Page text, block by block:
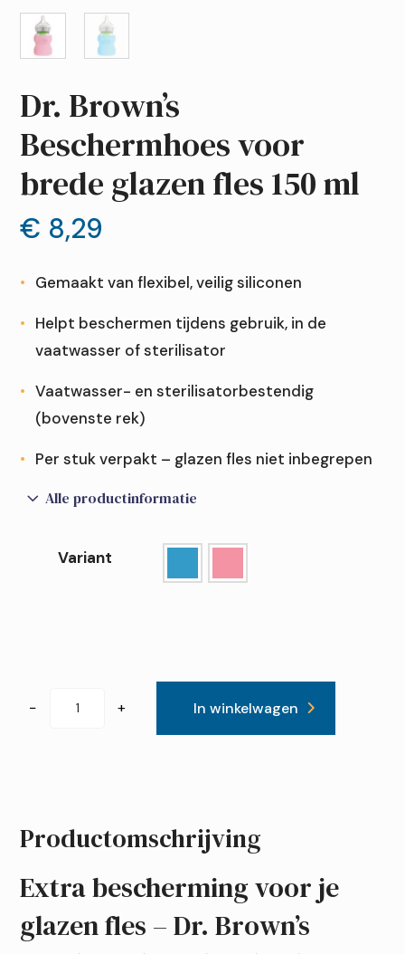
Dr. Brown’s
Beschermhoes voor
brede glazen fles 150 ml
€ 8,29
Gemaakt van flexibel, veilig siliconen
Helpt beschermen tijdens gebruik, in de
vaatwasser of sterilisator
Vaatwasser- en sterilisatorbestendig
(bovenste rek)
Per stuk verpakt – glazen fles niet inbegrepen
3 Alle productinformatie
Variant
−
glazen
fles
150
ml
aantal
+ In winkelwagen
Productomschrijving
Extra bescherming voor je
glazen fles – Dr. Brown’s